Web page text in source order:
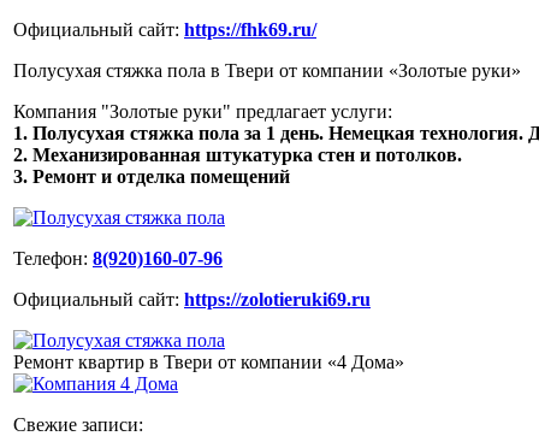
Официальный сайт: https://fhk69.ru/
Полусухая стяжка пола в Твери от компании «Золотые руки»
Компания "Золотые руки" предлагает услуги:
1. Полусухая стяжка пола за 1 день. Немецкая технология.
2. Механизированная штукатурка стен и потолков.
3. Ремонт и отделка помещений
Телефон: 8(920)160-07-96
Официальный сайт: https://zolotieruki69.ru
Ремонт квартир в Твери от компании «4 Дома»
Свежие записи: